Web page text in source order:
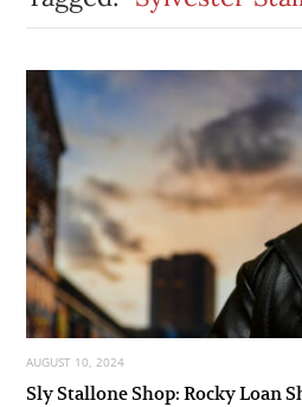
AUGUST 10, 2024
Sly Stallone Shop: Rocky Loan